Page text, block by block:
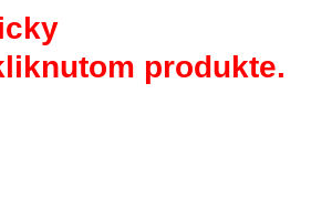
produkte.